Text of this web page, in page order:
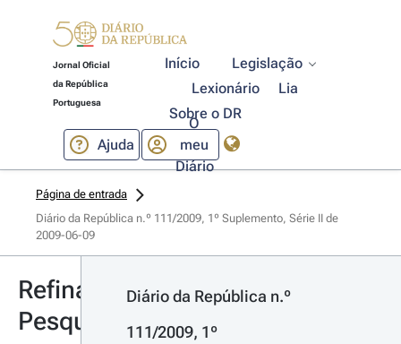
Jornal Oficial
da República
Portuguesa
Início
Legislação
Lexionário
Lia
Sobre o DR
Ajuda
O
meu
Diário
Página de entrada
Diário da República n.º 111/2009, 1º Suplemento, Série II de
2009-06-09
Refinar
Pesquisa
Diário da República n.º
111/2009, 1º